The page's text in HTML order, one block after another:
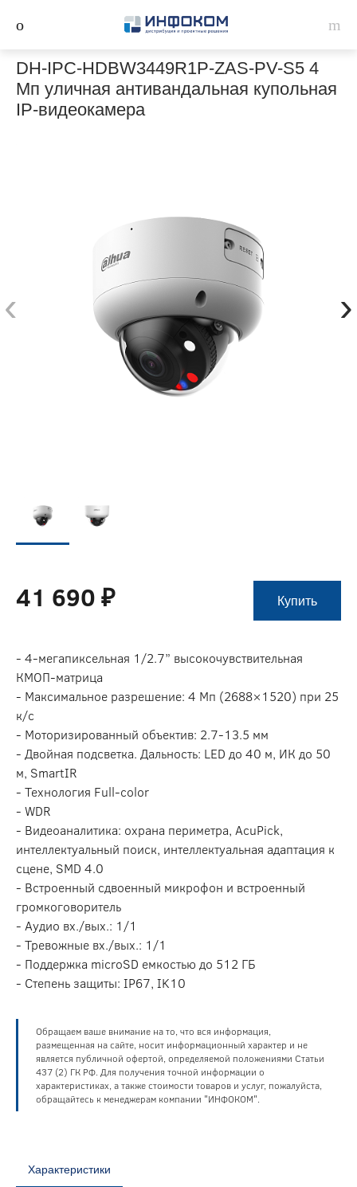
DH-IPC-HDBW3449R1P-ZAS-PV-S5 4
Мп уличная антивандальная купольная
IP-видеокамера
‹ ›
41 690 ₽ Купить
- 4-мегапиксельная 1/2.7” высокочувствительная
КМОП-матрица
- Максимальное разрешение: 4 Мп (2688×1520) при 25
к/с
- Моторизированный объектив: 2.7-13.5 мм
- Двойная подсветка. Дальность: LED до 40 м, ИК до 50
м, SmartIR
- Технология Full-color
- WDR
- Видеоаналитика: охрана периметра, AcuPick,
интеллектуальный поиск, интеллектуальная адаптация к
сцене, SMD 4.0
- Встроенный сдвоенный микрофон и встроенный
громкоговоритель
- Аудио вх./вых.: 1/1
- Тревожные вх./вых.: 1/1
- Поддержка microSD емкостью до 512 ГБ
- Степень защиты: IP67, IK10
Обращаем ваше внимание на то, что вся информация,
размещенная на сайте, носит информационный характер и не
является публичной офертой, определяемой положениями Статьи
437 (2) ГК РФ. Для получения точной информации о
характеристиках, а также стоимости товаров и услуг, пожалуйста,
обращайтесь к менеджерам компании "ИНФОКОМ".
Характеристики